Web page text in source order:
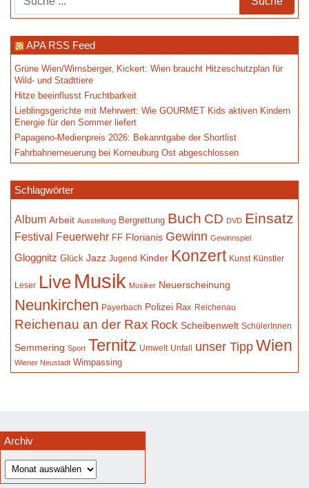
APA RSS Feed
Grüne Wien/Wirnsberger, Kickert: Wien braucht Hitzeschutzplan für
Wild- und Stadttiere
Hitze beeinflusst Fruchtbarkeit
Lieblingsgerichte mit Mehrwert: Wie GOURMET Kids aktiven Kindern
Energie für den Sommer liefert
Papageno-Medienpreis 2026: Bekanntgabe der Shortlist
Fahrbahnerneuerung bei Korneuburg Ost abgeschlossen
Schlagwörter
Album Arbeit Ausstellung Bergrettung Buch CD DVD Einsatz
Festival Feuerwehr FF Florianis Gewinn Gewinnspiel
Gloggnitz Glück Jazz Jugend Kinder Konzert Kunst Künstler
Leser Live Musik Musiker Neuerscheinung
Neunkirchen Payerbach Polizei Rax Reichenau
Reichenau an der Rax Rock Scheibenwelt SchülerInnen
Semmering Sport Ternitz Umwelt Unfall unser TippWien
Wiener Neustadt Wimpassing
Archiv
Archiv